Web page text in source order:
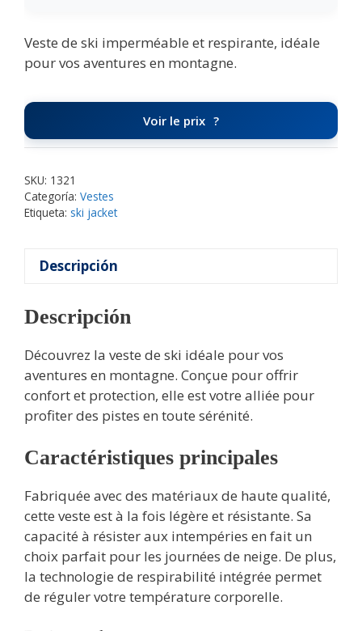
Veste de ski imperméable et respirante, idéale
pour vos aventures en montagne.
Voir le prix
SKU: 1321
Categoría: Vestes
Etiqueta: ski jacket
Descripción
Descripción
Découvrez la veste de ski idéale pour vos
aventures en montagne. Conçue pour offrir
confort et protection, elle est votre alliée pour
profiter des pistes en toute sérénité.
Caractéristiques principales
Fabriquée avec des matériaux de haute qualité,
cette veste est à la fois légère et résistante. Sa
capacité à résister aux intempéries en fait un
choix parfait pour les journées de neige. De plus,
la technologie de respirabilité intégrée permet
de réguler votre température corporelle.